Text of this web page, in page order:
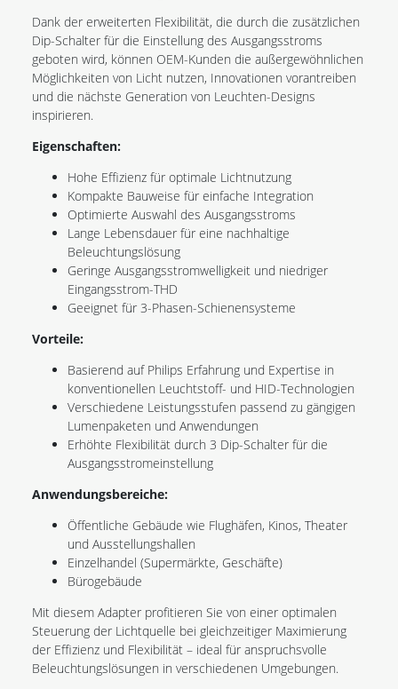
Dank der erweiterten Flexibilität, die durch die zusätzlichen
Dip-Schalter für die Einstellung des Ausgangsstroms
geboten wird, können OEM-Kunden die außergewöhnlichen
Möglichkeiten von Licht nutzen, Innovationen vorantreiben
und die nächste Generation von Leuchten-Designs
inspirieren.
Eigenschaften:
Hohe Effizienz für optimale Lichtnutzung
Kompakte Bauweise für einfache Integration
Optimierte Auswahl des Ausgangsstroms
Lange Lebensdauer für eine nachhaltige
Beleuchtungslösung
Geringe Ausgangsstromwelligkeit und niedriger
Eingangsstrom-THD
Geeignet für 3-Phasen-Schienensysteme
Vorteile:
Basierend auf Philips Erfahrung und Expertise in
konventionellen Leuchtstoff- und HID-Technologien
Verschiedene Leistungsstufen passend zu gängigen
Lumenpaketen und Anwendungen
Erhöhte Flexibilität durch 3 Dip-Schalter für die
Ausgangsstromeinstellung
Anwendungsbereiche:
Öffentliche Gebäude wie Flughäfen, Kinos, Theater
und Ausstellungshallen
Einzelhandel (Supermärkte, Geschäfte)
Bürogebäude
Mit diesem Adapter profitieren Sie von einer optimalen
Steuerung der Lichtquelle bei gleichzeitiger Maximierung
der Effizienz und Flexibilität – ideal für anspruchsvolle
Beleuchtungslösungen in verschiedenen Umgebungen.